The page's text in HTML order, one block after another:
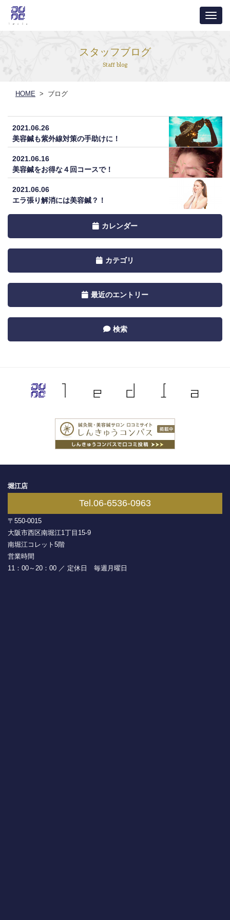
ナ
ビ
スタッフブログ
Staff blog
HOME > ブログ
2021.06.26
美容鍼も紫外線対策の手助けに！
2021.06.16
美容鍼をお得な４回コースで！
2021.06.06
エラ張り解消には美容鍼？！
Toggle
navigation
カレンダー
Toggle
navigation
カテゴリ
Toggle
navigation
最近のエントリー
Toggle
navigation
検索
堀江店
Tel.06-6536-0963
〒550-0015
大阪市西区南堀江1丁目15-9
南堀江コレット5階
営業時間
11：00～20：00 ／ 定休日 毎週月曜日